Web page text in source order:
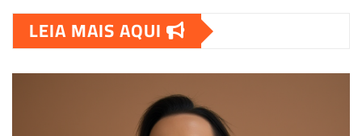
LEIA MAIS AQUI